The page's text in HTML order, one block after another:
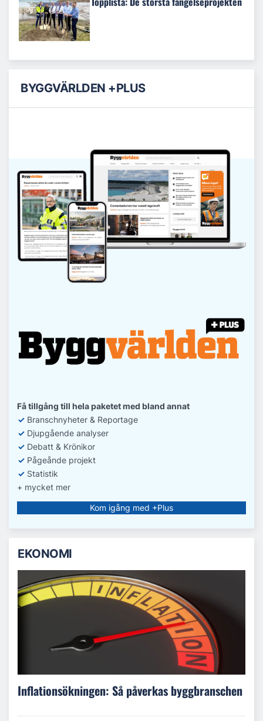
BYGGVÄRLDEN +PLUS
Få tillgång till hela paketet med bland annat
✓ Branschnyheter & Reportage
✓ Djupgående analyser
✓ Debatt & Krönikor
✓ Pågeånde projekt
✓ Statistik
+ mycket mer
Kom igång med +Plus
EKONOMI
Inflationsökningen: Så påverkas byggbranschen